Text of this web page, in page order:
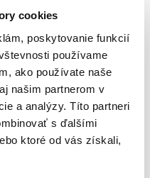
Standard+
cookies
poskytovanie funkcií
používame
ako používate naše
našim partnerom v
a analýzy. Títo partneri
s ďalšími
ktoré od vás získali,